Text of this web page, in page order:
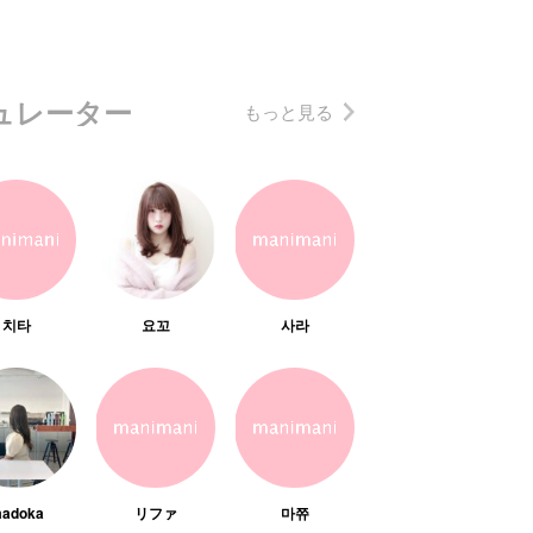
レーター もっと見る
치타 요꼬 사라
リファ 마쮸